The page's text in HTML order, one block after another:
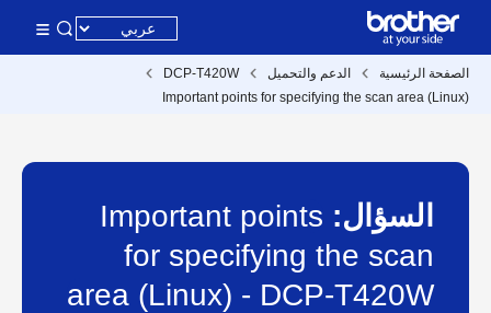
الصفحة الرئيسية الدعم والتحميل
DCP-T420W
Important points for specifying the scan area (Linux)
السؤال:
Important points
for specifying the scan
area (Linux) - DCP-T420W